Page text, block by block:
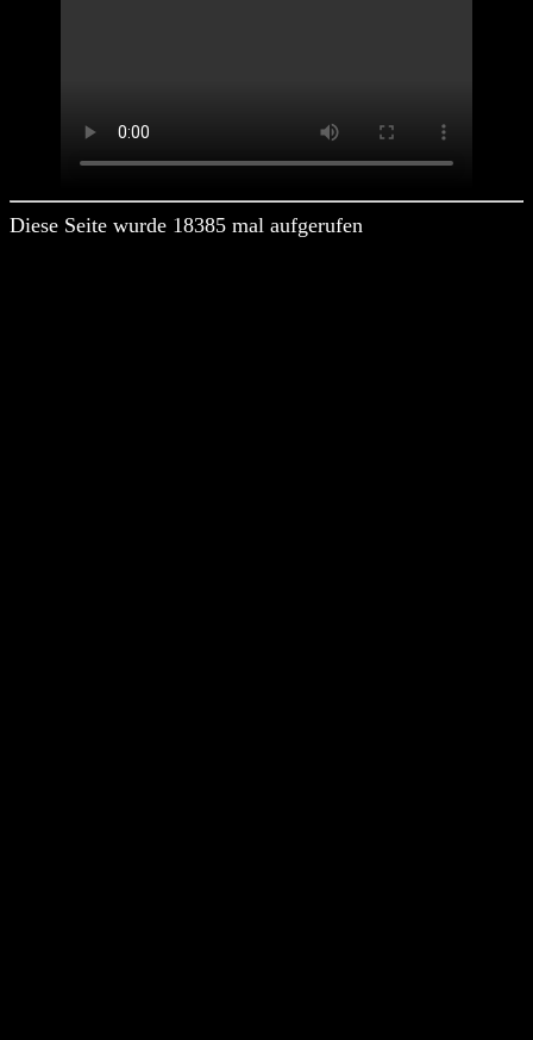
Diese Seite wurde 18385 mal aufgerufen